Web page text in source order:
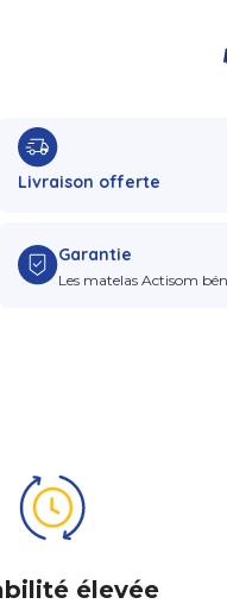
Livraison offerte
Garantie
Les matelas Actisom
élevée